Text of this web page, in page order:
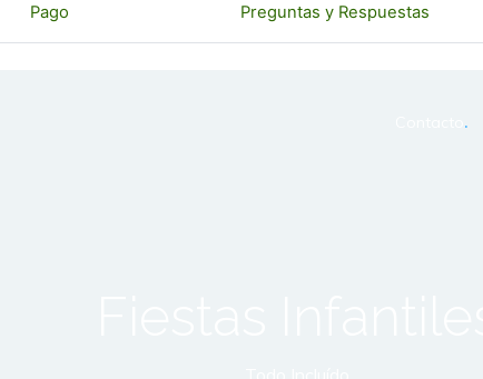
Pago Preguntas y Respuestas
.